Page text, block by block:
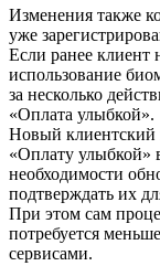
Изменения также
уже
Если ранее клиент
использование
за несколько
«Оплата улыбкой».
Новый клиентский
«Оплату улыбкой»
необходимости
подтверждать их
При этом сам
потребуется
сервисами.